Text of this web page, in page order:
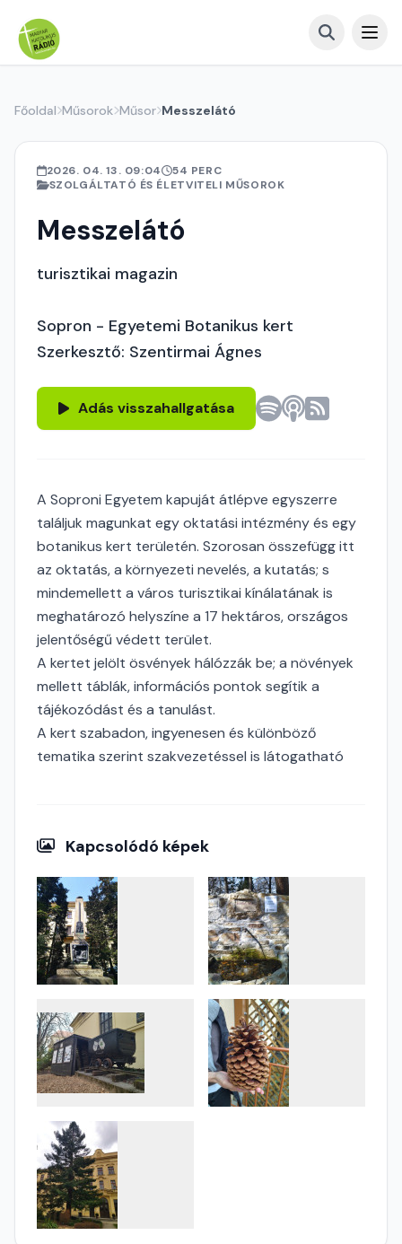
Főoldal Műsorok Műsor Messzelátó
2026. 04. 13. 09:04
54 PERC
SZOLGÁLTATÓ ÉS ÉLETVITELI MŰSOROK
Messzelátó
turisztikai magazin
Sopron - Egyetemi Botanikus kert
Szerkesztő: Szentirmai Ágnes
Adás visszahallgatása
A Soproni Egyetem kapuját átlépve egyszerre
találjuk magunkat egy oktatási intézmény és egy
botanikus kert területén. Szorosan összefügg itt
az oktatás, a környezeti nevelés, a kutatás; s
mindemellett a város turisztikai kínálatának is
meghatározó helyszíne a 17 hektáros, országos
jelentőségű védett terület.
A kertet jelölt ösvények hálózzák be; a növények
mellett táblák, információs pontok segítik a
tájékozódást és a tanulást.
A kert szabadon, ingyenesen és különböző
tematika szerint szakvezetéssel is látogatható
Kapcsolódó képek